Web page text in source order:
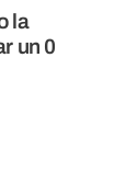
la
un 0